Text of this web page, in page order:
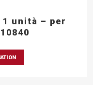
unità – per